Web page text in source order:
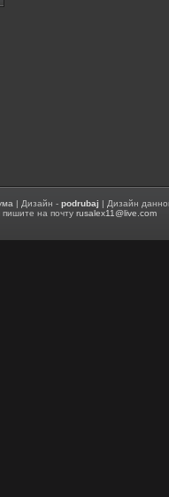
| Дизайн -podrubaj | Дизайн
пишите на почтуrusalex11@live.com